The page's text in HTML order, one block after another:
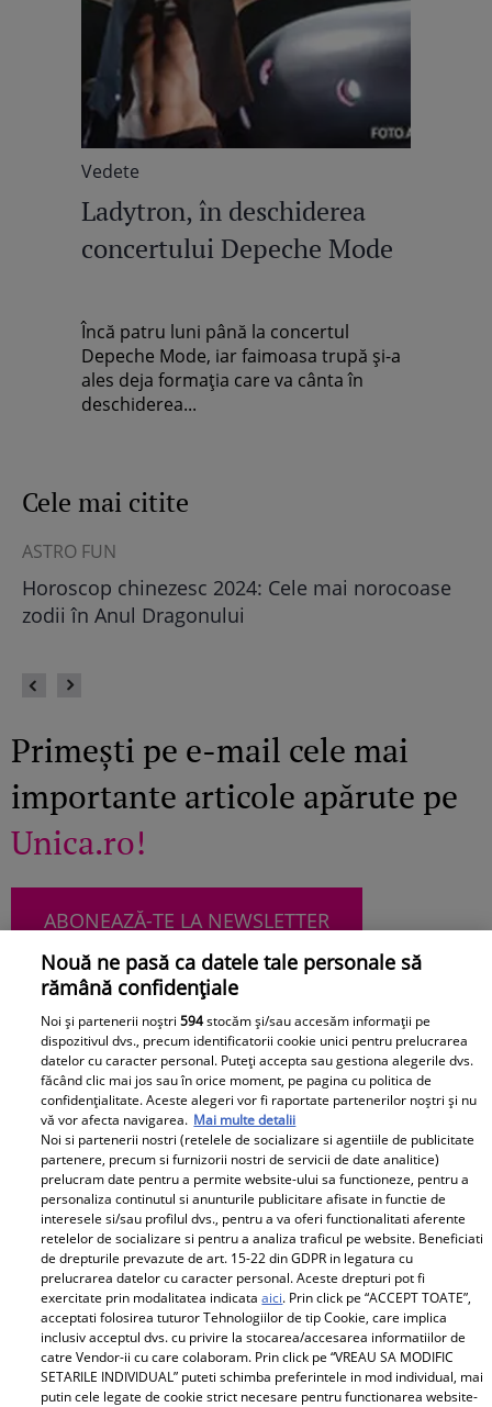
Vedete
Ladytron, în deschiderea
concertului Depeche Mode
Încă patru luni până la concertul
Depeche Mode, iar faimoasa trupă şi-a
ales deja formaţia care va cânta în
deschiderea...
Cele mai citite
ASTRO FUN
Horoscop chinezesc 2024: Cele mai norocoase
zodii în Anul Dragonului
Primești pe e-mail cele mai
importante articole apărute pe
Unica.ro!
ABONEAZĂ-TE LA NEWSLETTER
Urmărește-ne pe Facebook Like
Pariază responsabil! Decizia ONJN nr. 821/25.09.2025.
Jocurile de noroc sunt interzise minorilor.
Despre Unica.ro
Publicitate
Echipa Unica.ro
Știri
GSP
Avantaje
Nouă ne pasă ca datele tale personale să
rămână confidențiale
Noi și partenerii noștri594stocăm și/sau accesăm informații pe
dispozitivul dvs., precum identificatorii cookie unici pentru prelucrarea
datelor cu caracter personal. Puteți accepta sau gestiona alegerile dvs.
făcând clic mai jos sau în orice moment, pe pagina cu politica de
confidențialitate. Aceste alegeri vor fi raportate partenerilor noștri și nu
vă vor afecta navigarea. Mai multe detalii
Noi si partenerii nostri (retelele de socializare si agentiile de publicitate
partenere, precum si furnizorii nostri de servicii de date analitice)
prelucram date pentru a permite website-ului sa functioneze, pentru a
personaliza continutul si anunturile publicitare afisate in functie de
interesele si/sau profilul dvs., pentru a va oferi functionalitati aferente
retelelor de socializare si pentru a analiza traficul pe website. Beneficiati
de drepturile prevazute de art. 15-22 din GDPR in legatura cu
prelucrarea datelor cu caracter personal. Aceste drepturi pot fi
exercitate prin modalitatea indicataaici. Prin click pe “ACCEPT TOATE”,
acceptati folosirea tuturor Tehnologiilor de tip Cookie, care implica
inclusiv acceptul dvs. cu privire la stocarea/accesarea informatiilor de
catre Vendor-ii cu care colaboram. Prin click pe “VREAU SA MODIFIC
SETARILE INDIVIDUAL” puteti schimba preferintele in mod individual, mai
putin cele legate de cookie strict necesare pentru functionarea website-